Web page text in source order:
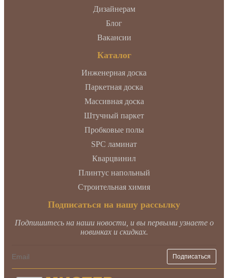
Дизайнерам
Блог
Вакансии
Каталог
Инженерная доска
Паркетная доска
Массивная доска
Штучный паркет
Пробковые полы
SPC ламинат
Кварцвинил
Плинтус напольный
Строительная химия
Подписаться на нашу рассылку
Подпишитесь на наши новости, и вы первыми узнаете о
новинках и скидках.